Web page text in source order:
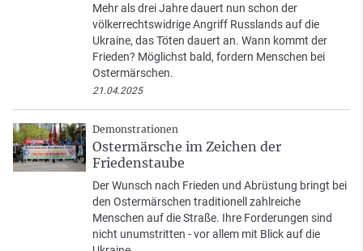
Mehr als drei Jahre dauert nun schon der
völkerrechtswidrige Angriff Russlands auf die
Ukraine, das Töten dauert an. Wann kommt der
Frieden? Möglichst bald, fordern Menschen bei
Ostermärschen.
21.04.2025
Demonstrationen
Ostermärsche im Zeichen der
Friedenstaube
Der Wunsch nach Frieden und Abrüstung bringt bei
den Ostermärschen traditionell zahlreiche
Menschen auf die Straße. Ihre Forderungen sind
nicht unumstritten - vor allem mit Blick auf die